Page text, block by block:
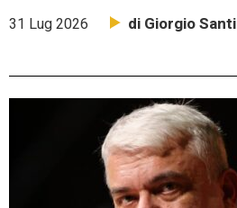
31 Lug 2026 di Giorgio